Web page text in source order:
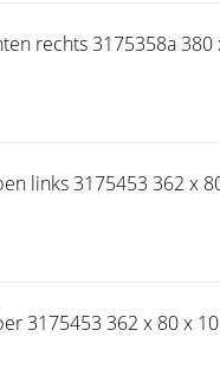
rechts 3175358a 380
links 3175453 362 x
3175453 362 x 80 x